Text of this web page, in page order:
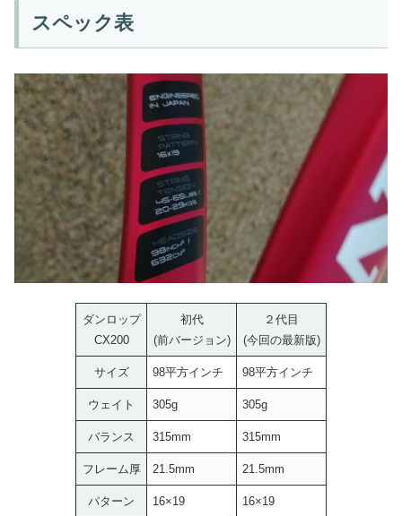
スペック表
ダンロップ
CX200
初代
(前バージョン)
２代目
(今回の最新版)
サイズ 98平方インチ 98平方インチ
ウェイト 305g 305g
バランス 315mm 315mm
フレーム厚 21.5mm 21.5mm
パターン 16×19 16×19